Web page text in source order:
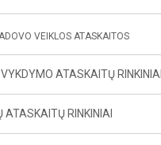
VEIKLOS ATASKAITOS
ATASKAITŲ RINKINIAI
ATASKAITŲ RINKINIAI